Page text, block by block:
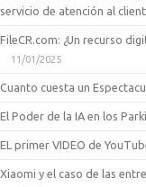
servicio de atención al
FileCR.com: ¿Un recurso
11/01/2025
Cuanto cuesta un
El Poder de la IA en los
EL primer VIDEO de
Xiaomi y el caso de las